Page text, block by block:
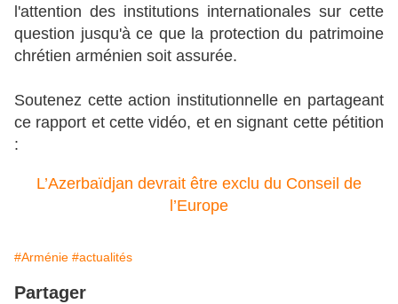
l'attention des institutions internationales sur cette
question jusqu'à ce que la protection du patrimoine
chrétien arménien soit assurée.
Soutenez cette action institutionnelle en partageant
ce rapport et cette vidéo, et en signant cette pétition
:
L’Azerbaïdjan devrait être exclu du Conseil de
l’Europe
#Arménie #actualités
Partager